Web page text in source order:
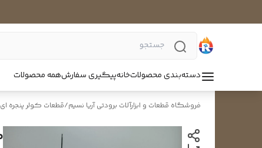
دسته‌بندی محصولاتخانهپیگیری سفارشهمه محصولات
فروشگاه قطعات و ابزارآلات برودتی آریا نسیم/قطعات کولر پنجره ای